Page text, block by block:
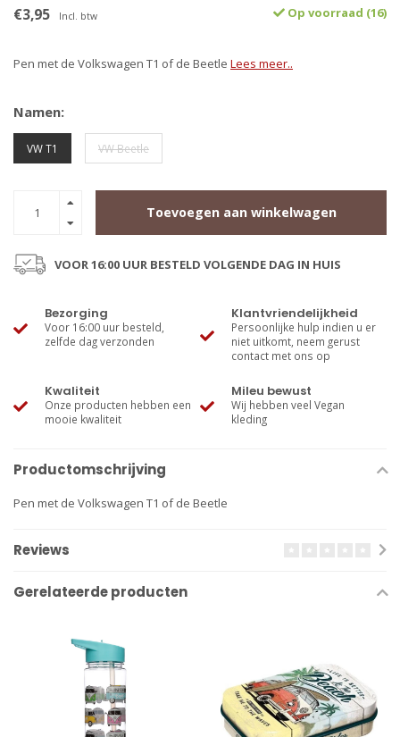
€3,95 Incl. btw Op voorraad (16)
Pen met de Volkswagen T1 of de Beetle Lees meer..
Namen:
VW T1 VW Beetle
Toevoegen aan winkelwagen
VOOR 16:00 UUR BESTELD VOLGENDE DAG IN HUIS
Bezorging
Voor 16:00 uur besteld,
zelfde dag verzonden
Klantvriendelijkheid
Persoonlijke hulp indien u er
niet uitkomt, neem gerust
contact met ons op
Kwaliteit
Onze producten hebben een
mooie kwaliteit
Mileu bewust
Wij hebben veel Vegan
kleding
Productomschrijving
Pen met de Volkswagen T1 of de Beetle
Reviews
Gerelateerde producten